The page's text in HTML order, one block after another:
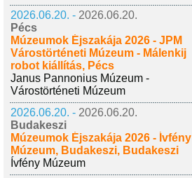
2026.06.20. - 2026.06.20.
Pécs
Múzeumok Éjszakája 2026 - JPM
Várostörténeti Múzeum - Málenkij
robot kiállítás, Pécs
Janus Pannonius Múzeum -
Várostörténeti Múzeum
2026.06.20. - 2026.06.20.
Budakeszi
Múzeumok Éjszakája 2026 - Ívfény
Múzeum, Budakeszi, Budakeszi
Ívfény Múzeum